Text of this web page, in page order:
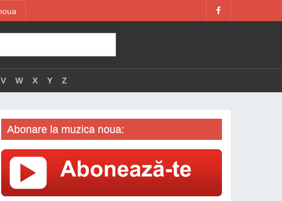
V W X Y Z
Abonare la muzica noua: